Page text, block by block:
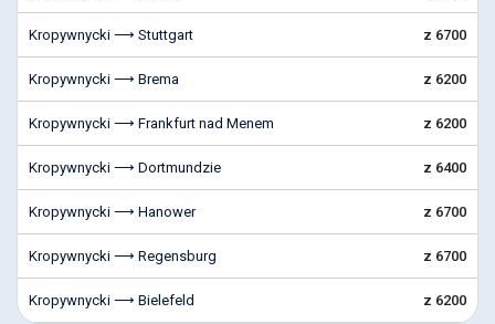
Kropywnycki ⟶ Stuttgart z 6700
Kropywnycki ⟶ Brema z 6200
Kropywnycki ⟶ Frankfurt nad Menem z 6200
Kropywnycki ⟶ Dortmundzie z 6400
Kropywnycki ⟶ Hanower z 6700
Kropywnycki ⟶ Regensburg z 6700
Kropywnycki ⟶ Bielefeld z 6200